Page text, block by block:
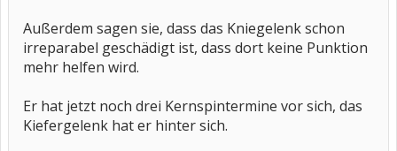
Außerdem sagen sie, dass das Kniegelenk schon
irreparabel geschädigt ist, dass dort keine Punktion
mehr helfen wird.
Er hat jetzt noch drei Kernspintermine vor sich, das
Kiefergelenk hat er hinter sich.